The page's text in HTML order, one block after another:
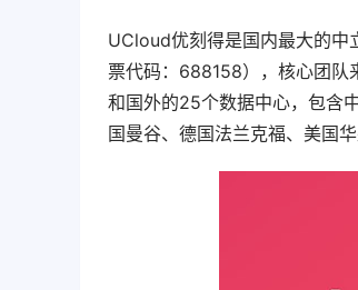
UCloud优刻得是国内最大的中
票代码：688158），核心团队
和国外的25个数据中心，包含
国曼谷、德国法兰克福、美国